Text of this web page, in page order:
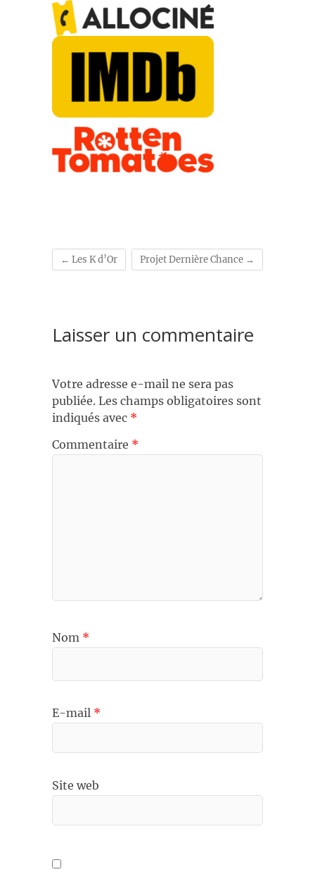
← Les K d’Or Projet Dernière Chance →
Laisser un commentaire
Votre adresse e-mail ne sera pas
publiée. Les champs obligatoires sont
indiqués avec *
Commentaire *
Nom *
E-mail *
Site web